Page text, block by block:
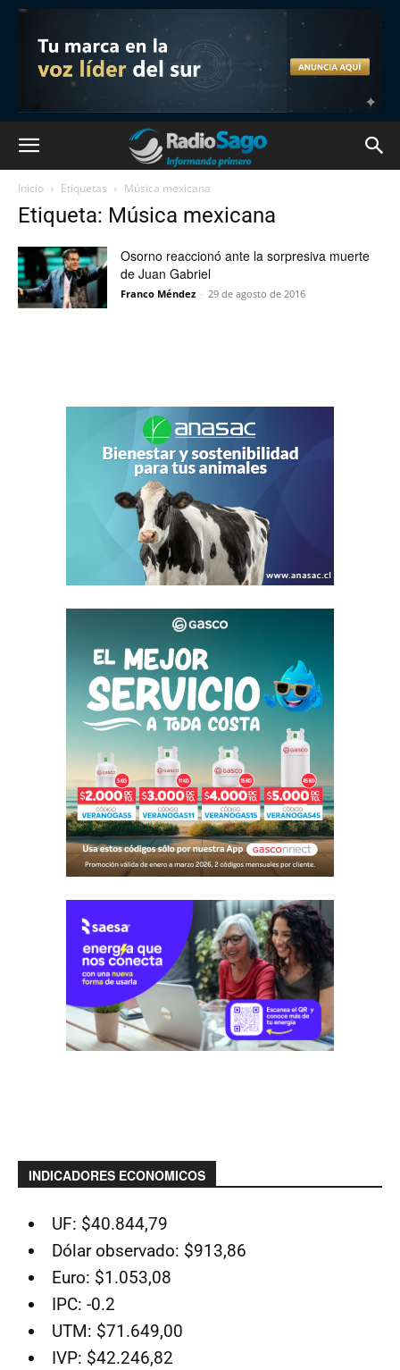
Inicio Etiquetas Música mexicana
Etiqueta: Música mexicana
Osorno reaccionó ante la sorpresiva muerte
de Juan Gabriel
Franco Méndez - 29 de agosto de 2016
INDICADORES ECONOMICOS
UF: $40.844,79
Dólar observado: $913,86
Euro: $1.053,08
IPC: -0.2
UTM: $71.649,00
IVP: $42.246,82